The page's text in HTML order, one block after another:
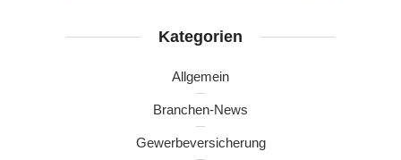
Kategorien
Allgemein
Branchen-News
Gewerbeversicherung